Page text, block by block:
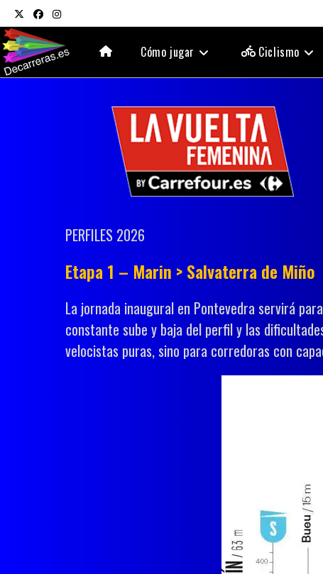
contenido
Cómo jugar Ciclismo
PERFILES 2026
Etapa 1 – Marin > Salvaterra de Miño
La jornada inaugural en Pontevedra servirá
constante sube y baja del perfil y las
velocistas puras, sino para corredoras con